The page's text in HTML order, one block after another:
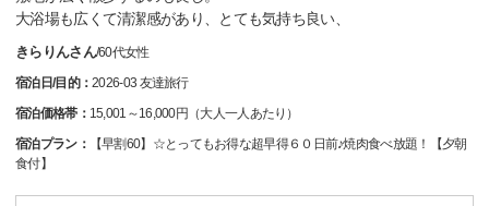
大浴場も広くて清潔感があり、とても気持ち良い、
きらりんさん/60代女性
宿泊日/目的：2026-03 友達旅行
宿泊価格帯： 15,001～16,000円（大人一人あたり）
宿泊プラン：
【早割60】☆とってもお得な超早得６０日前♪焼肉食べ放題！【夕朝
食付】